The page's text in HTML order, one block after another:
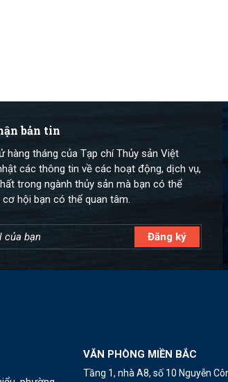
bản tin
hàng tháng của Tạp chí Thủy sản Việt
các thông tin về các hoạt động, dịch vụ,
trong ngành thủy sản mà bạn có thể
hội bạn có thể quan tâm.
VĂN PHÒNG MIỀN BẮC
Tầng 1, nhà A8, số 10 Nguyễn